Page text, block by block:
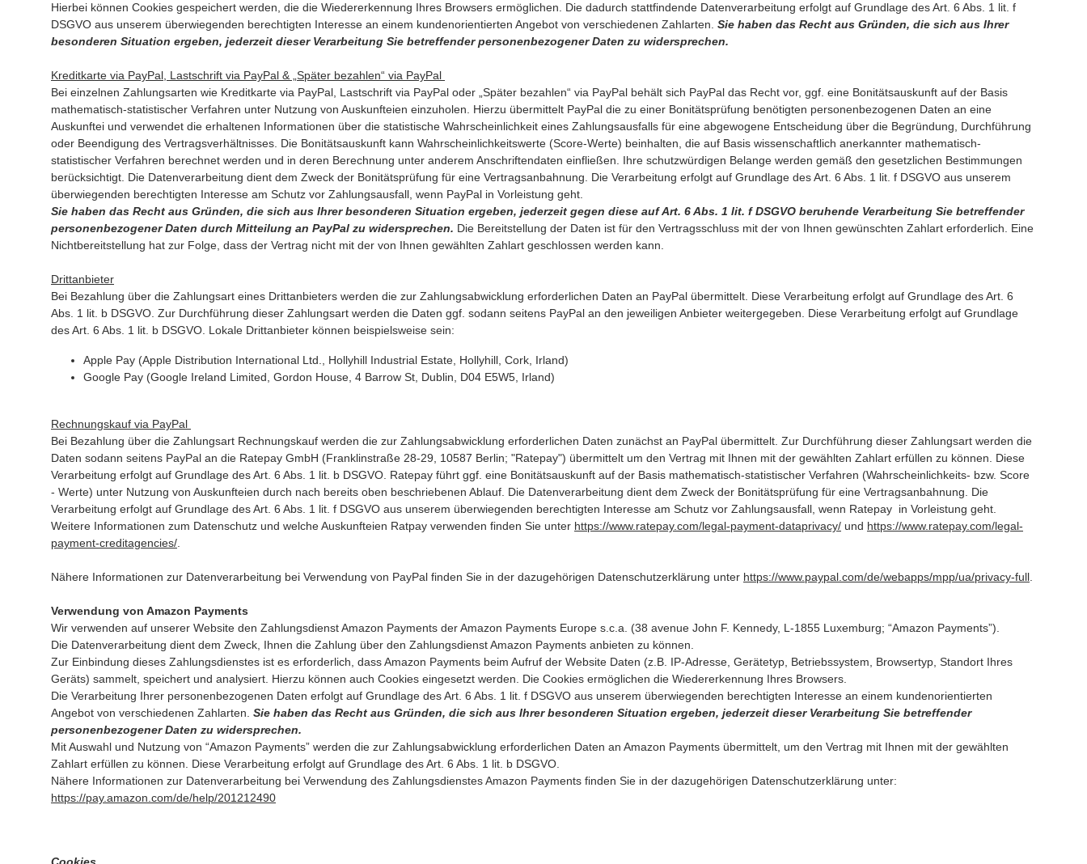
Hierbei können Cookies gespeichert werden, die die Wiedererkennung Ihres Browsers ermöglichen. Die dadurch stattfindende Datenverarbeitung erfolgt auf Grundlage des Art. 6 Abs. 1 lit. f
DSGVO aus unserem überwiegenden berechtigten Interesse an einem kundenorientierten Angebot von verschiedenen Zahlarten. Sie haben das Recht aus Gründen, die sich aus Ihrer
besonderen Situation ergeben, jederzeit dieser Verarbeitung Sie betreffender personenbezogener Daten zu widersprechen.
Kreditkarte via PayPal, Lastschrift via PayPal & „Später bezahlen“ via PayPal
Bei einzelnen Zahlungsarten wie Kreditkarte via PayPal, Lastschrift via PayPal oder „Später bezahlen“ via PayPal behält sich PayPal das Recht vor, ggf. eine Bonitätsauskunft auf der Basis
mathematisch-statistischer Verfahren unter Nutzung von Auskunfteien einzuholen. Hierzu übermittelt PayPal die zu einer Bonitätsprüfung benötigten personenbezogenen Daten an eine
Auskunftei und verwendet die erhaltenen Informationen über die statistische Wahrscheinlichkeit eines Zahlungsausfalls für eine abgewogene Entscheidung über die Begründung, Durchführung
oder Beendigung des Vertragsverhältnisses. Die Bonitätsauskunft kann Wahrscheinlichkeitswerte (Score-Werte) beinhalten, die auf Basis wissenschaftlich anerkannter mathematisch-
statistischer Verfahren berechnet werden und in deren Berechnung unter anderem Anschriftendaten einfließen. Ihre schutzwürdigen Belange werden gemäß den gesetzlichen Bestimmungen
berücksichtigt. Die Datenverarbeitung dient dem Zweck der Bonitätsprüfung für eine Vertragsanbahnung. Die Verarbeitung erfolgt auf Grundlage des Art. 6 Abs. 1 lit. f DSGVO aus unserem
überwiegenden berechtigten Interesse am Schutz vor Zahlungsausfall, wenn PayPal in Vorleistung geht.
Sie haben das Recht aus Gründen, die sich aus Ihrer besonderen Situation ergeben, jederzeit gegen diese auf Art. 6 Abs. 1 lit. f DSGVO beruhende Verarbeitung Sie betreffender
personenbezogener Daten durch Mitteilung an PayPal zu widersprechen. Die Bereitstellung der Daten ist für den Vertragsschluss mit der von Ihnen gewünschten Zahlart erforderlich. Eine
Nichtbereitstellung hat zur Folge, dass der Vertrag nicht mit der von Ihnen gewählten Zahlart geschlossen werden kann.
Drittanbieter
Bei Bezahlung über die Zahlungsart eines Drittanbieters werden die zur Zahlungsabwicklung erforderlichen Daten an PayPal übermittelt. Diese Verarbeitung erfolgt auf Grundlage des Art. 6
Abs. 1 lit. b DSGVO. Zur Durchführung dieser Zahlungsart werden die Daten ggf. sodann seitens PayPal an den jeweiligen Anbieter weitergegeben. Diese Verarbeitung erfolgt auf Grundlage
des Art. 6 Abs. 1 lit. b DSGVO. Lokale Drittanbieter können beispielsweise sein:
Apple Pay (Apple Distribution International Ltd., Hollyhill Industrial Estate, Hollyhill, Cork, Irland)
Google Pay (Google Ireland Limited, Gordon House, 4 Barrow St, Dublin, D04 E5W5, Irland)
Rechnungskauf via PayPal
Bei Bezahlung über die Zahlungsart Rechnungskauf werden die zur Zahlungsabwicklung erforderlichen Daten zunächst an PayPal übermittelt. Zur Durchführung dieser Zahlungsart werden die
Daten sodann seitens PayPal an die Ratepay GmbH (Franklinstraße 28-29, 10587 Berlin; "Ratepay") übermittelt um den Vertrag mit Ihnen mit der gewählten Zahlart erfüllen zu können. Diese
Verarbeitung erfolgt auf Grundlage des Art. 6 Abs. 1 lit. b DSGVO. Ratepay führt ggf. eine Bonitätsauskunft auf der Basis mathematisch-statistischer Verfahren (Wahrscheinlichkeits- bzw. Score
- Werte) unter Nutzung von Auskunfteien durch nach bereits oben beschriebenen Ablauf. Die Datenverarbeitung dient dem Zweck der Bonitätsprüfung für eine Vertragsanbahnung. Die
Verarbeitung erfolgt auf Grundlage des Art. 6 Abs. 1 lit. f DSGVO aus unserem überwiegenden berechtigten Interesse am Schutz vor Zahlungsausfall, wenn Ratepay in Vorleistung geht.
Weitere Informationen zum Datenschutz und welche Auskunfteien Ratpay verwenden finden Sie unter https://www.ratepay.com/legal-payment-dataprivacy/ und https://www.ratepay.com/legal-
payment-creditagencies/
Nähere Informationen zur Datenverarbeitung bei Verwendung von PayPal finden Sie in der dazugehörigen Datenschutzerklärung unter https://www.paypal.com/de/webapps/mpp/ua/privacy-full
Verwendung von Amazon Payments
Wir verwenden auf unserer Website den Zahlungsdienst Amazon Payments der Amazon Payments Europe s.c.a. (38 avenue John F. Kennedy, L-1855 Luxemburg; “Amazon Payments”).
Die Datenverarbeitung dient dem Zweck, Ihnen die Zahlung über den Zahlungsdienst Amazon Payments anbieten zu können.
Zur Einbindung dieses Zahlungsdienstes ist es erforderlich, dass Amazon Payments beim Aufruf der Website Daten (z.B. IP-Adresse, Gerätetyp, Betriebssystem, Browsertyp, Standort Ihres
Geräts) sammelt, speichert und analysiert. Hierzu können auch Cookies eingesetzt werden. Die Cookies ermöglichen die Wiedererkennung Ihres Browsers.
Die Verarbeitung Ihrer personenbezogenen Daten erfolgt auf Grundlage des Art. 6 Abs. 1 lit. f DSGVO aus unserem überwiegenden berechtigten Interesse an einem kundenorientierten
Angebot von verschiedenen Zahlarten. Sie haben das Recht aus Gründen, die sich aus Ihrer besonderen Situation ergeben, jederzeit dieser Verarbeitung Sie betreffender
personenbezogener Daten zu widersprechen.
Mit Auswahl und Nutzung von “Amazon Payments” werden die zur Zahlungsabwicklung erforderlichen Daten an Amazon Payments übermittelt, um den Vertrag mit Ihnen mit der gewählten
Zahlart erfüllen zu können. Diese Verarbeitung erfolgt auf Grundlage des Art. 6 Abs. 1 lit. b DSGVO.
Nähere Informationen zur Datenverarbeitung bei Verwendung des Zahlungsdienstes Amazon Payments finden Sie in der dazugehörigen Datenschutzerklärung unter:
https://pay.amazon.com/de/help/201212490